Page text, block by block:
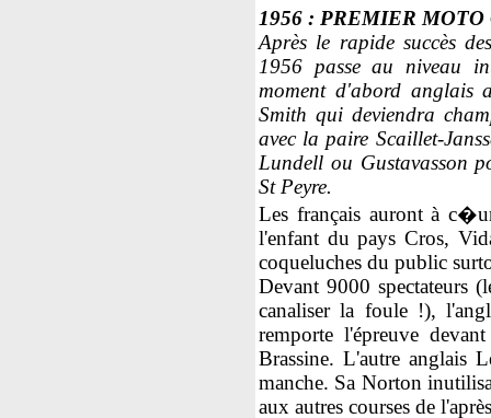
1956 : PREMIER
Après le rapide succès
1956 passe au niveau
moment d'abord anglais
Smith qui deviendra
avec la paire Scaillet-
Lundell ou Gustavasson
St Peyre.
Les français auront à
l'enfant du pays Cros,
coqueluches du public
Devant 9000 spectateurs
canaliser la foule !),
remporte l'épreuve
Brassine. L'autre anglais
manche. Sa Norton
aux autres courses de